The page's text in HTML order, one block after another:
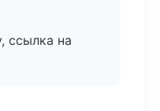
ссылка на